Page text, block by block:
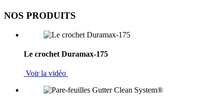
NOS PRODUITS
Le crochet Duramax-175
Voir la vidéo